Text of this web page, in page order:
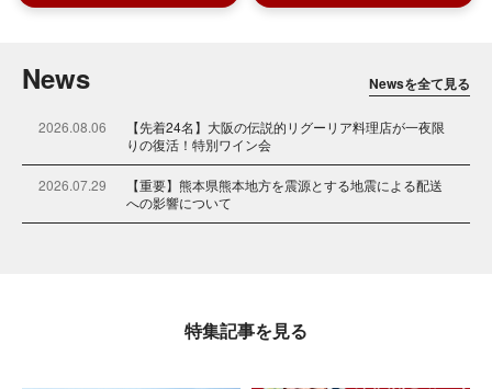
News Newsを全て見る
2026.08.06
【先着24名】大阪の伝説的リグーリア料理店が一夜限
りの復活！特別ワイン会
2026.07.29
【重要】熊本県熊本地方を震源とする地震による配送
への影響について
新サービス「イタリアワイン土着品種研究会 Season
特集記事を見る